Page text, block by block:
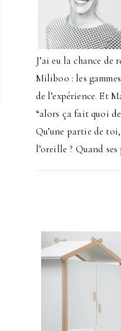
J’ai eu la chance
Miliboo : les gammes
de l’expérience. Et
“alors ça fait quoi
Qu’une partie de
l’oreille ? Quand